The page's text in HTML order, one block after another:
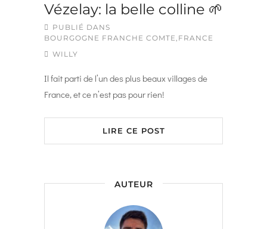
Vézelay: la belle colline 🌱
PUBLIÉ DANS
BOURGOGNE FRANCHE COMTE, FRANCE
WILLY
Il fait parti de l’un des plus beaux villages de
France, et ce n’est pas pour rien!
LIRE CE POST
AUTEUR